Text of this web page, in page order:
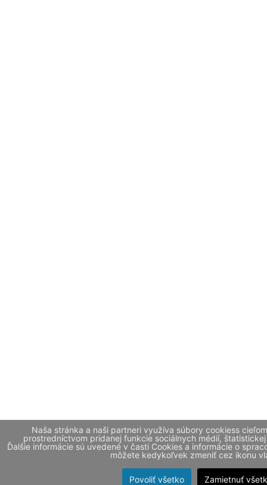
Naša stránka a naši partneri využíva súbory cookiess
prostredníctvom pridanej funkcie sociálnych médií,
Ďalšie informácie sú uvedené v časti Cookies a informácie o
môžete kedykoľvek zmeniť cez ikonu
Povoliť všetko Zamietnuť